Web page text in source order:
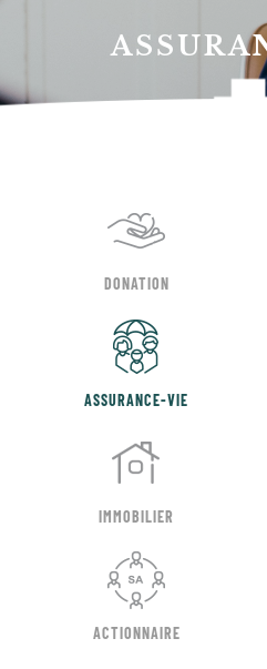
DONATION
ASSURANCE-VIE
IMMOBILIER
ACTIONNAIRE